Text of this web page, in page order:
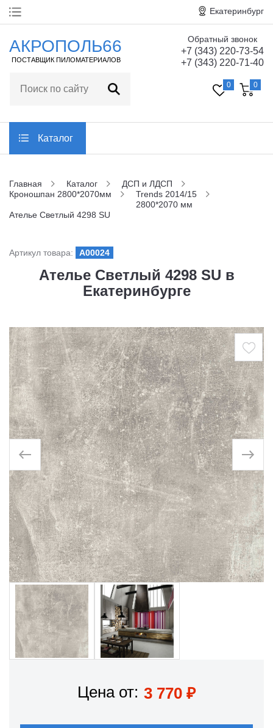
Главная
Статьи
Контакты
Екатеринбург
АКРОПОЛЬ66
ПОСТАВЩИК ПИЛОМАТЕРИАЛОВ
Обратный звонок
+7 (343) 220-73-54
+7 (343) 220-71-40
0 0
Каталог
Главная Каталог
ДСП и ЛДСП
Кроношпан 2800*2070мм
Trends 2014/15
2800*2070 мм
Ателье Светлый 4298 SU
Артикул товара: A00024
Ателье Светлый 4298 SU в
Екатеринбурге
Цена от: 3 770 ₽